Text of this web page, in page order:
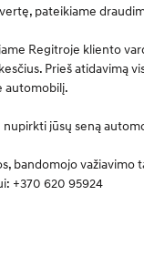
pateikiame
Regitroje kliento
Prieš atidavimą
automobilį.
jūsų seną
bandomojo važiavimo
+370 620 95924